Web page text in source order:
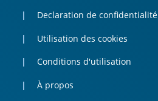
Declaration de confidentialité
Utilisation des cookies
Conditions d'utilisation
À propos